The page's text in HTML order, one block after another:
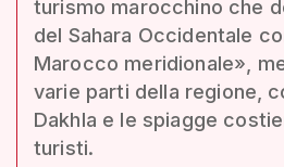
turismo marocchino che
del Sahara Occidentale
Marocco meridionale»,
varie parti della regione,
Dakhla e le spiagge
turisti.